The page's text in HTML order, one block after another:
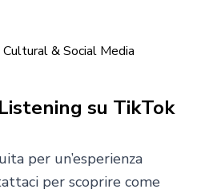
& Social Media
su TikTok
per un’esperienza
per scoprire come